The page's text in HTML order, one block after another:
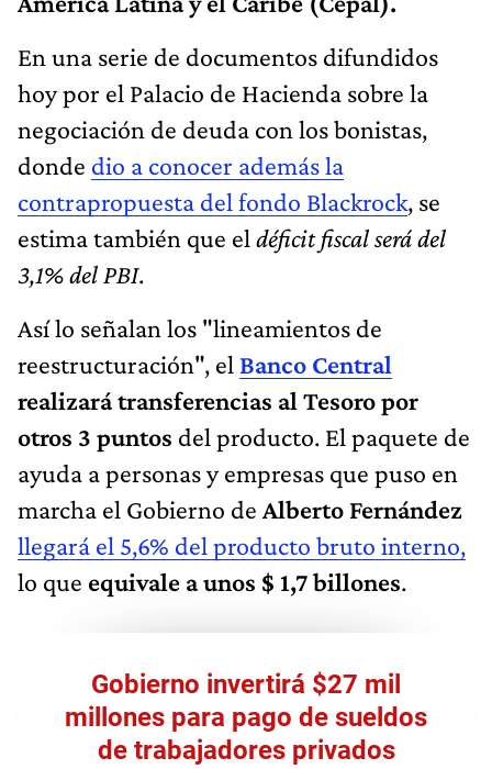
En una serie de documentos difundidos
hoy por el Palacio de Hacienda sobre la
negociación de deuda con los bonistas,
donde dio a conocer además la
contrapropuesta del fondo Blackrock, se
estima también que el déficit fiscal será del
3,1% del PBI.
Así lo señalan los "lineamientos de
reestructuración", el Banco Central
realizará transferencias al Tesoro por
otros 3 puntos del producto. El paquete de
ayuda a personas y empresas que puso en
marcha el Gobierno de Alberto Fernández
llegará el 5,6% del producto bruto interno,
lo que equivale a unos $ 1,7 billones.
Gobierno invertirá $27 mil
millones para pago de sueldos
de trabajadores privados